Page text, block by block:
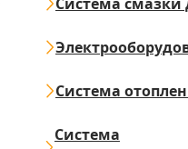
Система
Система